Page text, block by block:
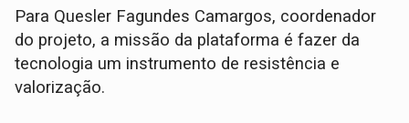
Para Quesler Fagundes Camargos, coordenador
do projeto, a missão da plataforma é fazer da
tecnologia um instrumento de resistência e
valorização.